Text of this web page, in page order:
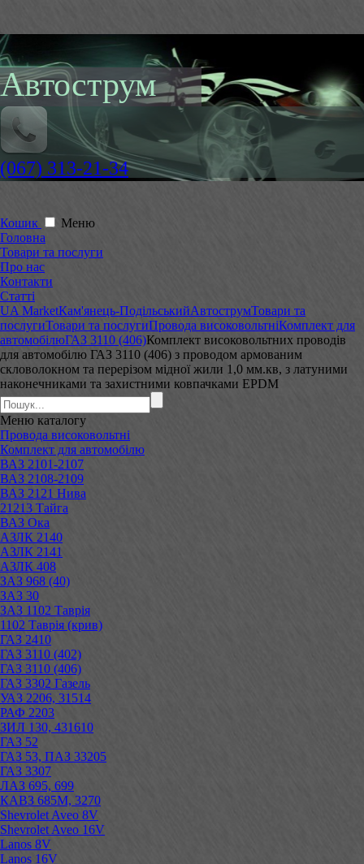
Автострум
(067) 313-21-34
Кошик
Меню
Головна
Товари та послуги
Про нас
Контакти
Статті
UA MarketКам'янець-ПодільськийАвтострумТовари та
послугиТовари та послугиПровода високовольтніКомплект для
автомобілюГАЗ 3110 (406)Комплект високовольтних проводів
для автомобілю ГАЗ 3110 (406) з проводом армованим
скловолокном та перерізом мідної жили 1,0 мм.кв, з латуними
наконечниками та захистними ковпачками EPDM
Меню каталогу
Провода високовольтні
Комплект для автомобілю
ВАЗ 2101-2107
ВАЗ 2108-2109
ВАЗ 2121 Нива
21213 Тайга
ВАЗ Ока
АЗЛК 2140
АЗЛК 2141
АЗЛК 408
ЗАЗ 968 (40)
ЗАЗ 30
ЗАЗ 1102 Таврія
1102 Таврія (крив)
ГАЗ 2410
ГАЗ 3110 (402)
ГАЗ 3110 (406)
ГАЗ 3302 Газель
УАЗ 2206, 31514
РАФ 2203
ЗИЛ 130, 431610
ГАЗ 52
ГАЗ 53, ПАЗ 33205
ГАЗ 3307
ЛАЗ 695, 699
КАВЗ 685М, 3270
Shevrolet Aveo 8V
Shevrolet Aveo 16V
Lanos 8V
Lanos 16V